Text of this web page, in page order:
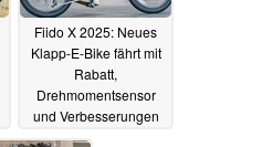
Fiido X 2025: Neues
Klapp-E-Bike fährt mit
Rabatt,
Drehmomentsensor
und Verbesserungen
vor15.09.2024